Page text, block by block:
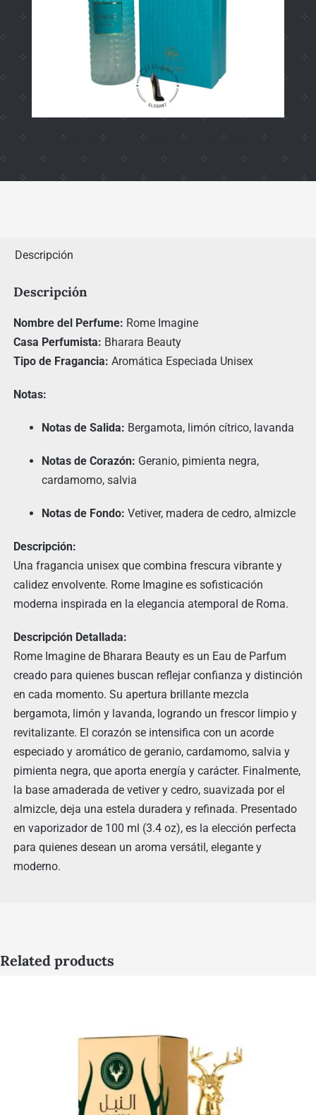
Descripción
Descripción
Nombre del Perfume: Rome Imagine
Casa Perfumista: Bharara Beauty
Tipo de Fragancia: Aromática Especiada Unisex
Notas:
Notas de Salida: Bergamota, limón cítrico, lavanda
Notas de Corazón: Geranio, pimienta negra,
cardamomo, salvia
Notas de Fondo: Vetiver, madera de cedro, almizcle
Descripción:
Una fragancia unisex que combina frescura vibrante y
calidez envolvente. Rome Imagine es sofisticación
moderna inspirada en la elegancia atemporal de Roma.
Descripción Detallada:
Rome Imagine de Bharara Beauty es un Eau de Parfum
creado para quienes buscan reflejar confianza y distinción
en cada momento. Su apertura brillante mezcla
bergamota, limón y lavanda, logrando un frescor limpio y
revitalizante. El corazón se intensifica con un acorde
especiado y aromático de geranio, cardamomo, salvia y
pimienta negra, que aporta energía y carácter. Finalmente,
la base amaderada de vetiver y cedro, suavizada por el
almizcle, deja una estela duradera y refinada. Presentado
en vaporizador de 100 ml (3.4 oz), es la elección perfecta
para quienes desean un aroma versátil, elegante y
moderno.
Related products